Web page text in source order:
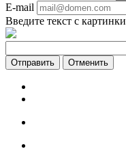
E-mail
Введите текст с картинки
Отменить